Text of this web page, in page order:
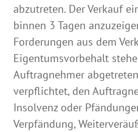
abzutreten. Der Verkauf
binnen 3 Tagen
Forderungen aus dem
Eigentumsvorbehalt
Auftragnehmer
verpflichtet, den
Insolvenz oder
Verpfändung,